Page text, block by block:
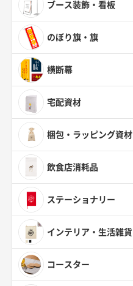
ブース装飾・看板
のぼり旗・旗
横断幕
宅配資材
梱包・ラッピング資材
飲食店消耗品
ステーショナリー
インテリア・生活雑貨
コースター